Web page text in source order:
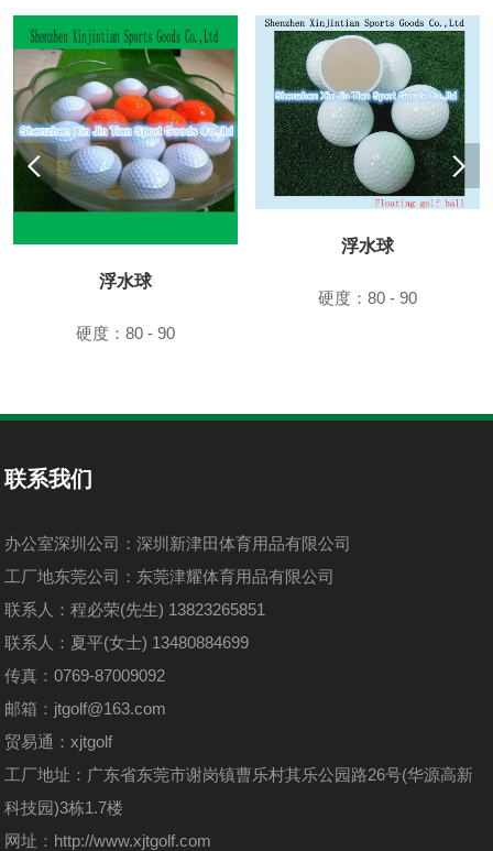
浮水球
硬度：80 - 90
浮水球
硬度：80 - 90
联系我们
办公室深圳公司：深圳新津田体育用品有限公司
工厂地东莞公司：东莞津耀体育用品有限公司
联系人：程必荣(先生) 13823265851
联系人：夏平(女士) 13480884699
传真：0769-87009092
邮箱：jtgolf@163.com
贸易通：xjtgolf
工厂地址：广东省东莞市谢岗镇曹乐村其乐公园路26号(华源高新
科技园)3栋1.7楼
网址： http://www.xjtgolf.com